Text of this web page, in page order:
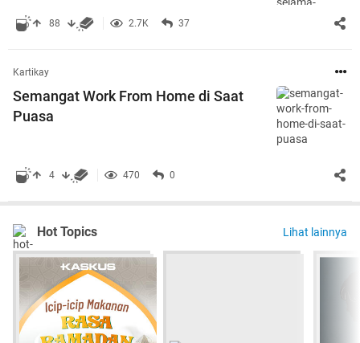
88 2.7K 37
Kartikay
Semangat Work From Home di Saat
Puasa
4 470 0
Hot Topics Lihat lainnya